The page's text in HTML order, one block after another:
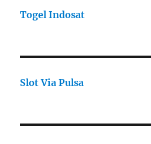
Togel Indosat
Slot Via Pulsa